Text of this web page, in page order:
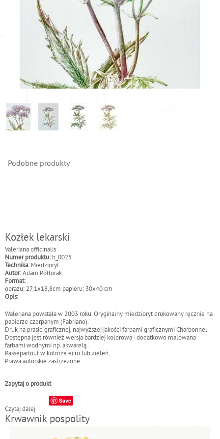
Podobne produkty
Kozłek lekarski
Valeriana officinalis
Numer produktu: h_0025
Technika: Miedzioryt
Autor:Adam Półtorak
Format:
obrazu: 27,1x18,8cm papieru: 30x40 cm
Opis:
Waleriana powstała w 2003 roku. Oryginalny miedzioryt drukowany ręcznie na
papierze czerpanym (Fabriano).
Druk na prasie graficznej, najwyższej jakości farbami graficznymi Charbonnel.
Dostępna jest również wersja bardziej kolorowa - dodatkowo malowana
farbami wodnymi np. akwarelą.
Passepartout w kolorze ecru lub zieleń.
Prawa autorskie zastrzeżone.
Zapytaj o produkt
Save
Czytaj dalej
p
Krwawnik pospolity